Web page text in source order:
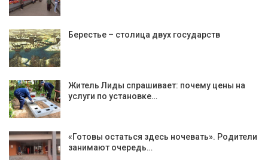
Берестье – столица двух государств
Житель Лиды спрашивает: почему цены на
услуги по установке…
«Готовы остаться здесь ночевать». Родители
занимают очередь…